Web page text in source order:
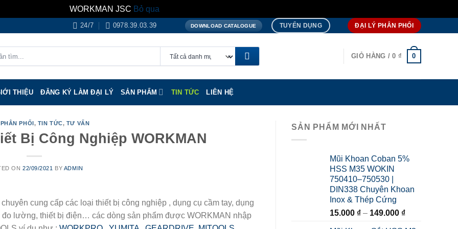
WORKMAN JSC Bỏ qua
24/7 0978.39.03.39 DOWNLOAD CATALOGUE TUYỂN DỤNG ĐẠI LÝ PHÂN PHỐI
GIỎ HÀNG /0 ₫ 0
THIỆU ĐĂNG KÝ LÀM ĐẠI LÝ SẢN PHẨM TIN TỨC LIÊN HỆ
PHỐI, TIN TỨC, TƯ VẤN
Bị Công Nghiệp WORKMAN
ON 22/09/2021 BY ADMIN
cung cấp các loại thiết bị công nghiệp , dụng cụ cầm tay, dụng
lường, thiết bị điện… các dòng sản phẩm được WORKMAN nhập
SẢN PHẨM MỚI NHẤT
Mũi Khoan Coban 5%
HSS M35 WOKIN
750410–750530 |
DIN338 Chuyên Khoan
Inox & Thép Cứng
15.000 ₫ – 149.000 ₫Khoảng